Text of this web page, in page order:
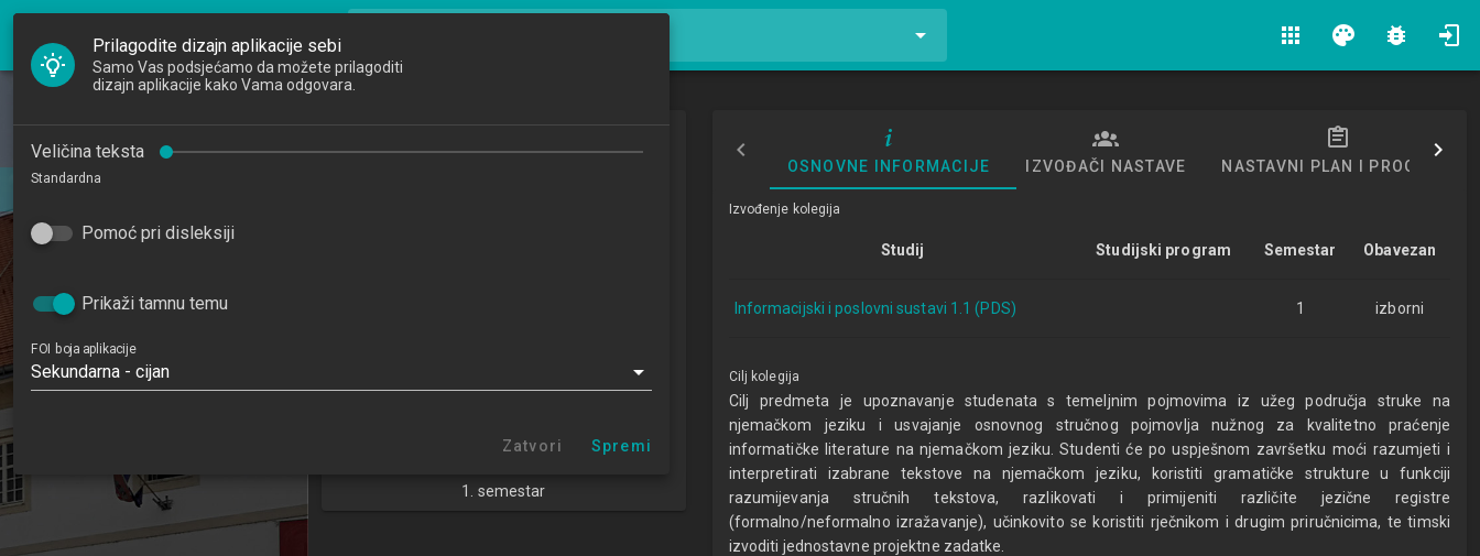
Djelatnici
Katedre
FOI Nastava apps palette bug_report
Njemački jezik 1
1. semestar
OSNOVNE INFORMACIJE IZVOĐAČI NASTAVE NASTAVNI PLAN I PROGRAM
Izvođenje kolegija
Studij Studijski program Semestar Obavezan
Informacijski i poslovni sustavi 1.1 (PDS) 1 izborni
Cilj kolegija
Cilj predmeta je upoznavanje studenata s temeljnim pojmovima iz užeg područja struke na
njemačkom jeziku i usvajanje osnovnog stručnog pojmovlja nužnog za kvalitetno praćenje
informatičke literature na njemačkom jeziku. Studenti će po uspješnom završetku moći razumjeti i
interpretirati izabrane tekstove na njemačkom jeziku, koristiti gramatičke strukture u funkciji
razumijevanja stručnih tekstova, razlikovati i primijeniti različite jezične registre
(formalno/neformalno izražavanje), učinkovito se koristiti rječnikom i drugim priručnicima, te timski
izvoditi jednostavne projektne zadatke.
Prilagodite dizajn aplikacije sebi
Samo Vas podsjećamo da možete prilagoditi
dizajn aplikacije kako Vama odgovara.
Veličina teksta
Standardna
Pomoć pri disleksiji
Prikaži tamnu temu
FOI boja aplikacije
Sekundarna - cijan
Zatvori Spremi